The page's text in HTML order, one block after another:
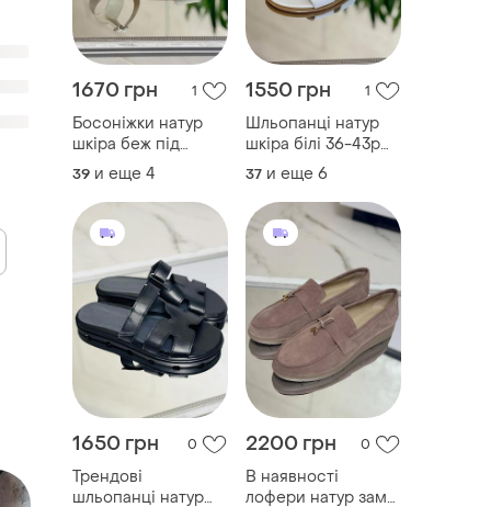
1670 грн 1
Босоніжки натур
шкіра беж під
замовлення 36-44р
всі кольори
39 и еще 4
1550 грн 1
Шльопанці натур
шкіра білі 36-43р
всі кольори
37 и еще 6
1650 грн 0
Трендові
шльопанці натур
2200 грн 0
В наявності
лофери натур замш